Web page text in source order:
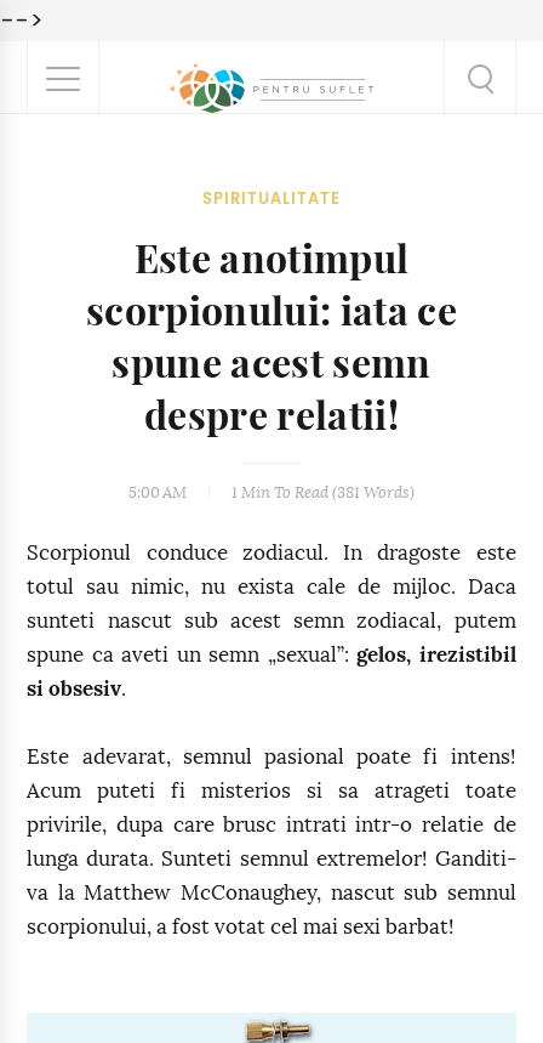
-->
SPIRITUALITATE
Este anotimpul
scorpionului: iata ce
spune acest semn
despre relatii!
5:00 AM 1 Min To Read (381 Words)
Scorpionul conduce zodiacul. In dragoste este
totul sau nimic, nu exista cale de mijloc. Daca
sunteti nascut sub acest semn zodiacal, putem
spune ca aveti un semn „sexual”:gelos, irezistibil
si obsesiv.
Este adevarat, semnul pasional poate fi intens!
Acum puteti fi misterios si sa atrageti toate
privirile, dupa care brusc intrati intr-o relatie de
lunga durata. Sunteti semnul extremelor! Ganditi-
va la Matthew McConaughey, nascut sub semnul
scorpionului, a fost votat cel mai sexi barbat!